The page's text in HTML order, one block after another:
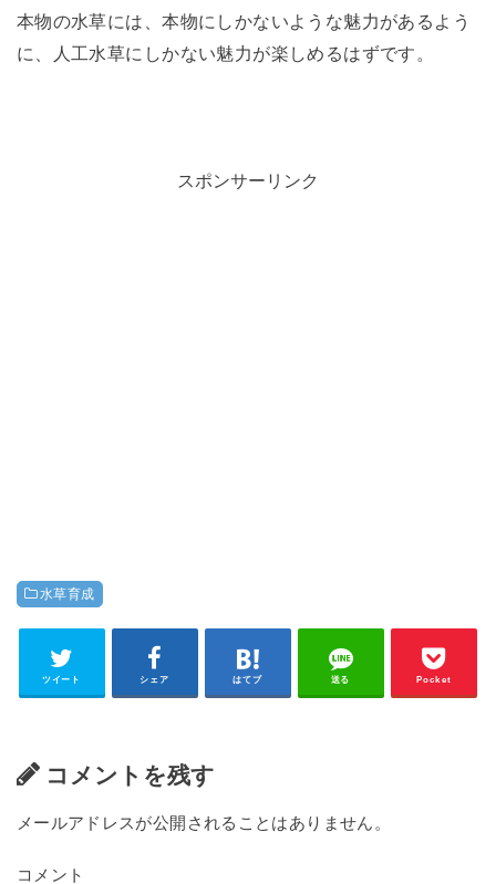
本物の水草には、本物にしかないような魅力があるよう
に、人工水草にしかない魅力が楽しめるはずです。
スポンサーリンク
水草育成
ツイート シェア はてブ 送る Pocket
コメントを残す
メールアドレスが公開されることはありません。
コメント